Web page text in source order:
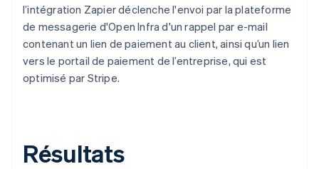
l’intégration Zapier déclenche l'envoi par la plateforme
de messagerie d'Open Infra d'un rappel par e-mail
contenant un lien de paiement au client, ainsi qu’un lien
vers le portail de paiement de l’entreprise, qui est
optimisé par Stripe.
Résultats